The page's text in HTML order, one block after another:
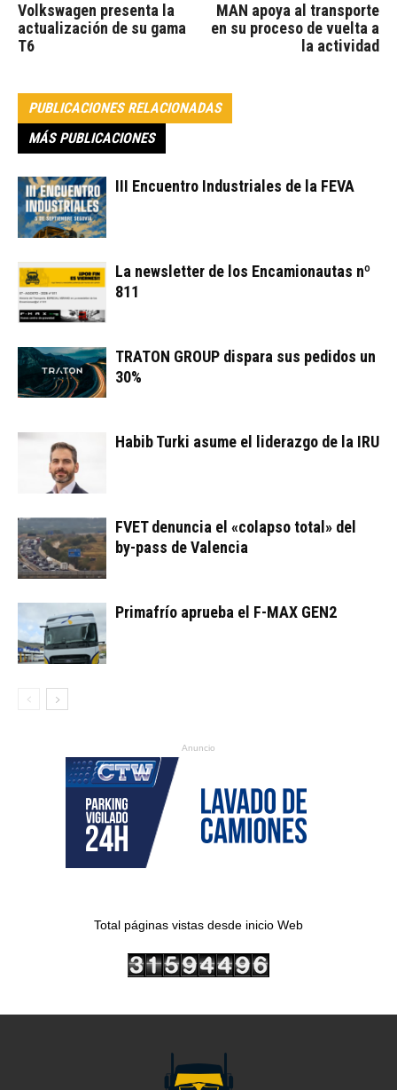
Volkswagen presenta la
actualización de su gama
T6
MAN apoya al transporte
en su proceso de vuelta a
la actividad
PUBLICACIONES RELACIONADAS
MÁS PUBLICACIONES
III Encuentro Industriales de la FEVA
La newsletter de los Encamionautas nº
811
TRATON GROUP dispara sus pedidos un
30%
Habib Turki asume el liderazgo de la IRU
FVET denuncia el «colapso total» del
by-pass de Valencia
Primafrío aprueba el F-MAX GEN2
Anuncio
Total páginas vistas desde inicio Web